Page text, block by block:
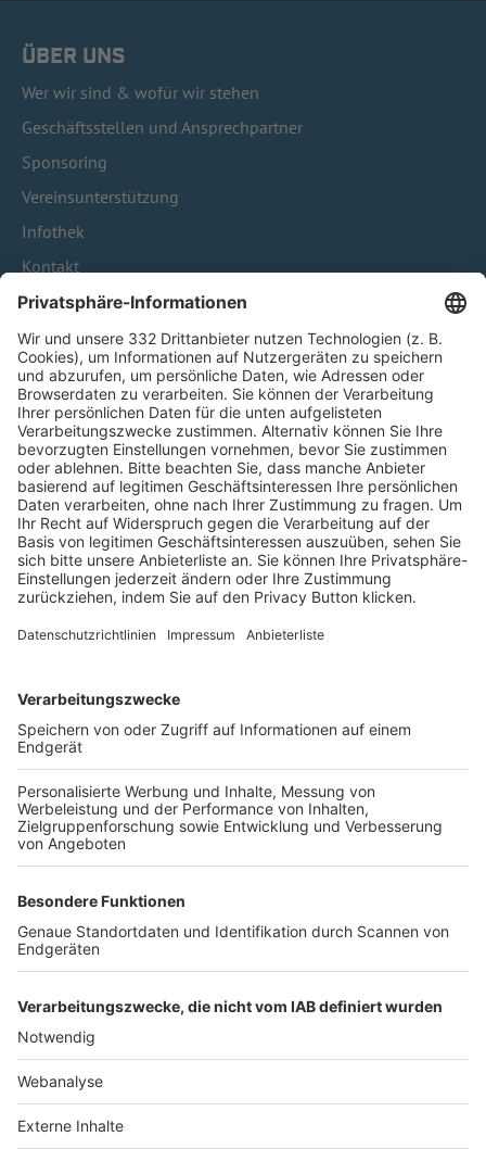
ÜBER UNS
Wer wir sind & wofür wir stehen
Geschäftsstellen und Ansprechpartner
Sponsoring
Vereinsunterstützung
Infothek
Kontakt
HÄUFIG BESUCHTE SEITEN
Pässe und Vereinswechsel
Trainerausbildung
Schulungsangebot Vereinsmitarbeiter
BFV-Geschäftsstellen
Trainerbörse
Login SpielPlus
FOLGE DEM BFV
TOP-VEREINE
TOP-PARTNER
Nutzungsbedingungen Datenschutz Impressum